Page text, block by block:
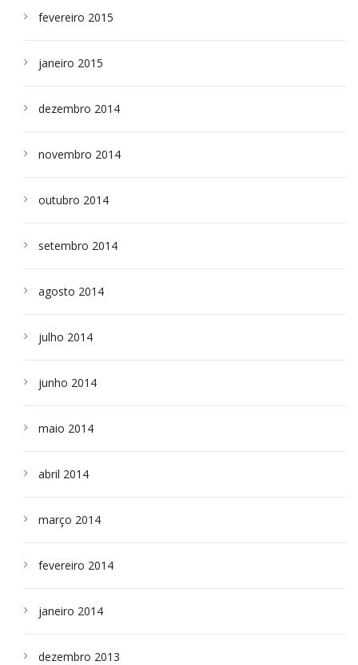
fevereiro 2015
janeiro 2015
dezembro 2014
novembro 2014
outubro 2014
setembro 2014
agosto 2014
julho 2014
junho 2014
maio 2014
abril 2014
março 2014
fevereiro 2014
janeiro 2014
dezembro 2013